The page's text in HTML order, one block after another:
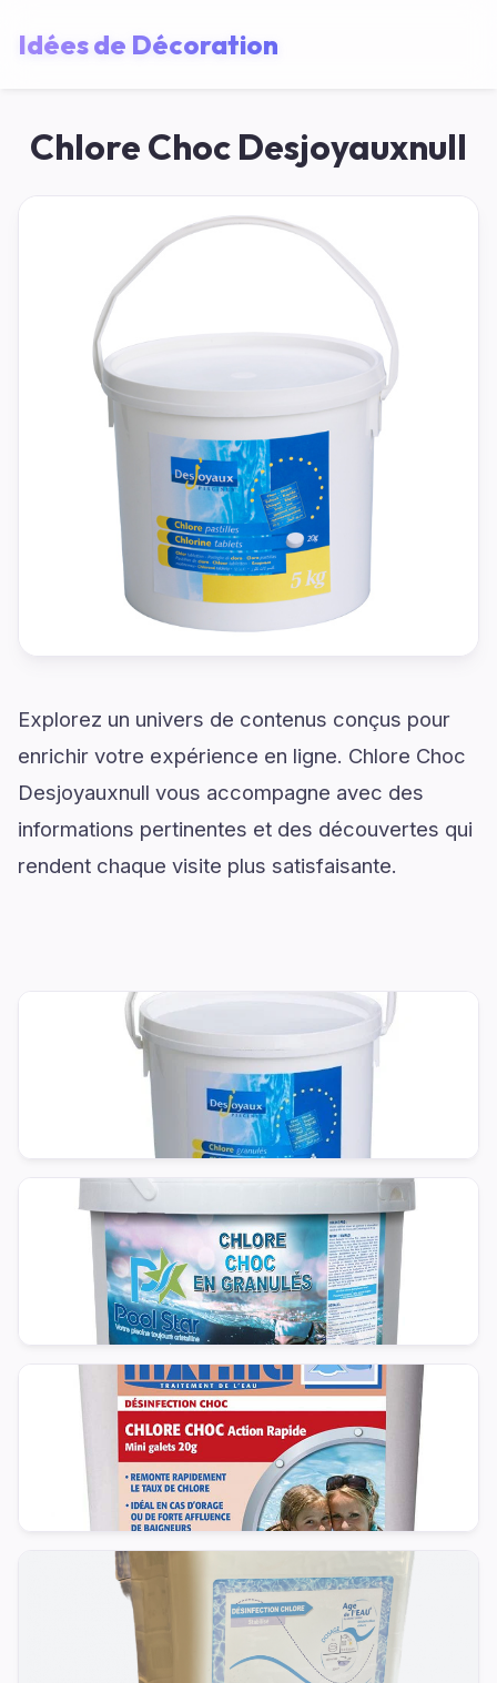
Idées de Décoration
Chlore Choc Desjoyauxnull
Explorez un univers de contenus conçus pour
enrichir votre expérience en ligne. Chlore Choc
Desjoyauxnull vous accompagne avec des
informations pertinentes et des découvertes qui
rendent chaque visite plus satisfaisante.